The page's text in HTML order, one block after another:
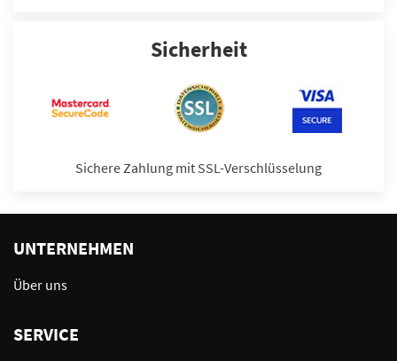
Sicherheit
Sichere Zahlung mit SSL-Verschlüsselung
UNTERNEHMEN
Über uns
SERVICE